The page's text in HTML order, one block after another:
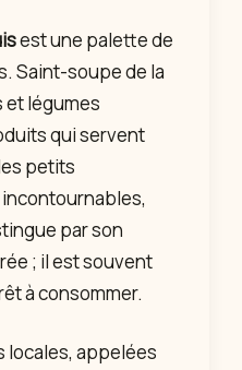
est une palette de
Saint-soupe de la
et légumes
qui servent
petits
par son
; il est souvent
à consommer.
locales, appelées